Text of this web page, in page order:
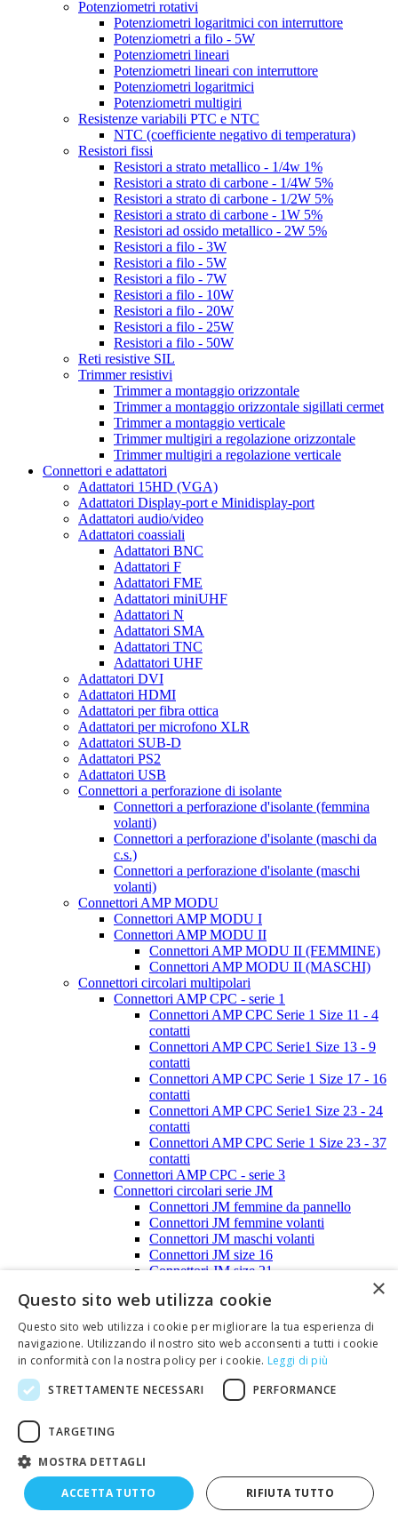
Potenziometri rotativi
Potenziometri logaritmici con interruttore
Potenziometri a filo - 5W
Potenziometri lineari
Potenziometri lineari con interruttore
Potenziometri logaritmici
Potenziometri multigiri
Resistenze variabili PTC e NTC
NTC (coefficiente negativo di temperatura)
Resistori fissi
Resistori a strato metallico - 1/4w 1%
Resistori a strato di carbone - 1/4W 5%
Resistori a strato di carbone - 1/2W 5%
Resistori a strato di carbone - 1W 5%
Resistori ad ossido metallico - 2W 5%
Resistori a filo - 3W
Resistori a filo - 5W
Resistori a filo - 7W
Resistori a filo - 10W
Resistori a filo - 20W
Resistori a filo - 25W
Resistori a filo - 50W
Reti resistive SIL
Trimmer resistivi
Trimmer a montaggio orizzontale
Trimmer a montaggio orizzontale sigillati cermet
Trimmer a montaggio verticale
Trimmer multigiri a regolazione orizzontale
Trimmer multigiri a regolazione verticale
Connettori e adattatori
Adattatori 15HD (VGA)
Adattatori Display-port e Minidisplay-port
Adattatori audio/video
Adattatori coassiali
Adattatori BNC
Adattatori F
Adattatori FME
Adattatori miniUHF
Adattatori N
Adattatori SMA
Adattatori TNC
Adattatori UHF
Adattatori DVI
Adattatori HDMI
Adattatori per fibra ottica
Adattatori per microfono XLR
Adattatori SUB-D
Adattatori PS2
Adattatori USB
Connettori a perforazione di isolante
Connettori a perforazione d'isolante (femmina
volanti)
Connettori a perforazione d'isolante (maschi da
c.s.)
Connettori a perforazione d'isolante (maschi
volanti)
Connettori AMP MODU
Connettori AMP MODU I
Connettori AMP MODU II
Connettori AMP MODU II (FEMMINE)
Connettori AMP MODU II (MASCHI)
Connettori circolari multipolari
Connettori AMP CPC - serie 1
Connettori AMP CPC Serie 1 Size 11 - 4
contatti
Connettori AMP CPC Serie1 Size 13 - 9
contatti
Connettori AMP CPC Serie 1 Size 17 - 16
contatti
Connettori AMP CPC Serie1 Size 23 - 24
contatti
Connettori AMP CPC Serie 1 Size 23 - 37
contatti
Connettori AMP CPC - serie 3
Connettori circolari serie JM
Connettori JM femmine da pannello
Connettori JM femmine volanti
Connettori JM maschi volanti
Connettori JM size 16
Connettori JM size 21
Accessori per connettori JM
Connettori circolari multipolari serie M12
Connettori MS MIL C 5015
Bussole in neoprene per connettori MIL C
5015
Connettori MS femmine da pannello
Connettori MS femmine volanti
Connettori Glenair
Connettori coassiali per radiofrequenza
Carichi fittizi
Connettori BNC
×
Questo sito web utilizza cookie
Questo sito web utilizza i cookie per migliorare la tua esperienza di
navigazione. Utilizzando il nostro sito web acconsenti a tutti i cookie
in conformità con la nostra policy per i cookie. Leggi di più
STRETTAMENTE NECESSARI
PERFORMANCE
TARGETING
MOSTRA DETTAGLI
ACCETTA TUTTO RIFIUTA TUTTO